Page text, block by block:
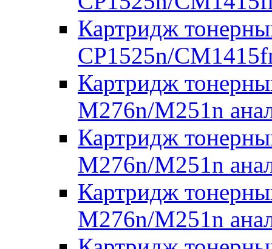
Картридж
CP1525n/
Картридж
M276n/M251n
Картридж
M276n/M251n
Картридж
M276n/M251n